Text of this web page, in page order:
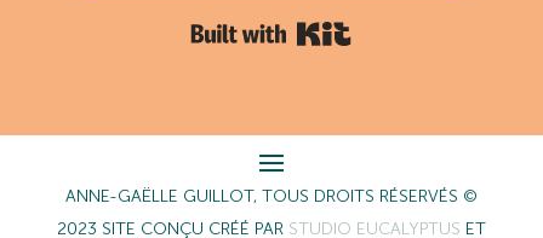
ANNE-GAËLLE GUILLOT, TOUS DROITS RÉSERVÉS ©
2023 SITE CONÇU CRÉÉ PAR STUDIO EUCALYPTUS ET